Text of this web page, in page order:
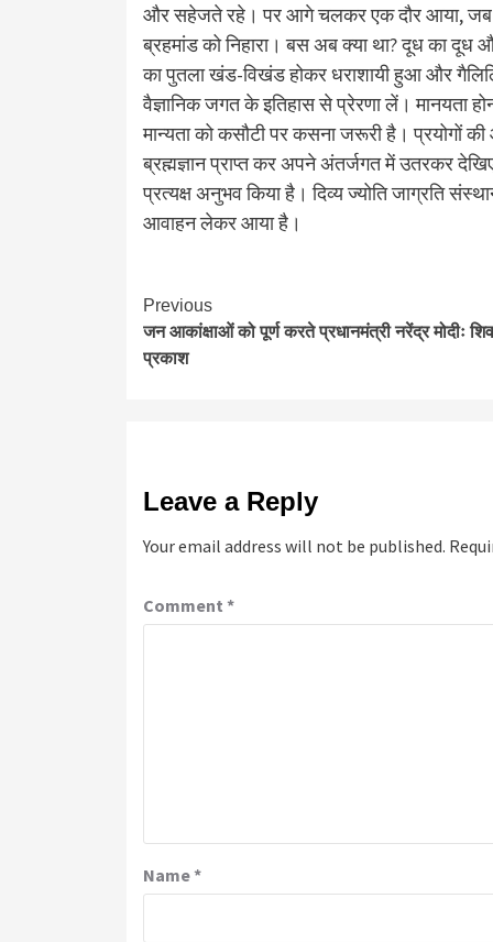
और सहेजते रहे। पर आगे चलकर एक दौर आया, जब
ब्रहमांड को निहारा। बस अब क्या था? दूध का दूध
का पुतला खंड-विखंड होकर धराशायी हुआ और
वैज्ञानिक जगत के इतिहास से प्रेरणा लें। मानयता
मान्यता को कसौटी पर कसना जरूरी है। प्रयोगों
ब्रह्मज्ञान प्राप्त कर अपने अंतर्जगत में उतरकर
प्रत्यक्ष अनुभव किया है। दिव्य ज्योति जाग्रति
आवाहन लेकर आया है।
Continue
Reading
Previous
जन आकांक्षाओं को पूर्ण करते प्रधानमंत्री नरेंद्र मोदीः शिव
प्रकाश
Leave a Reply
Your email address will not be published.
Comment *
Name*